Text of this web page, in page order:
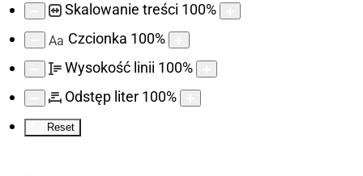
Skalowanie treści 100%
Aa Czcionka 100%
Wysokość linii 100%
Odstęp liter 100%
Reset